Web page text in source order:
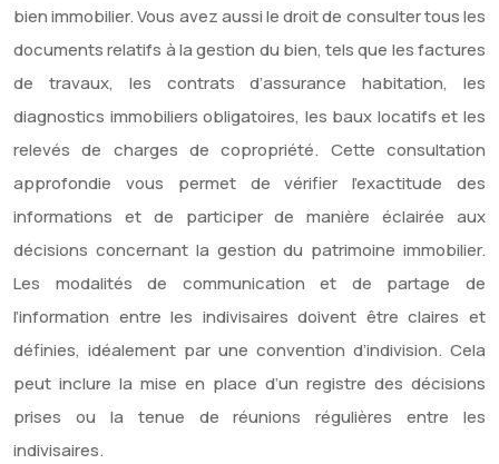
bien immobilier. Vous avez aussi le droit de consulter tous les
documents relatifs à la gestion du bien, tels que les factures
de travaux, les contrats d’assurance habitation, les
diagnostics immobiliers obligatoires, les baux locatifs et les
relevés de charges de copropriété. Cette consultation
approfondie vous permet de vérifier l’exactitude des
informations et de participer de manière éclairée aux
décisions concernant la gestion du patrimoine immobilier.
Les modalités de communication et de partage de
l’information entre les indivisaires doivent être claires et
définies, idéalement par une convention d’indivision. Cela
peut inclure la mise en place d’un registre des décisions
prises ou la tenue de réunions régulières entre les
indivisaires.